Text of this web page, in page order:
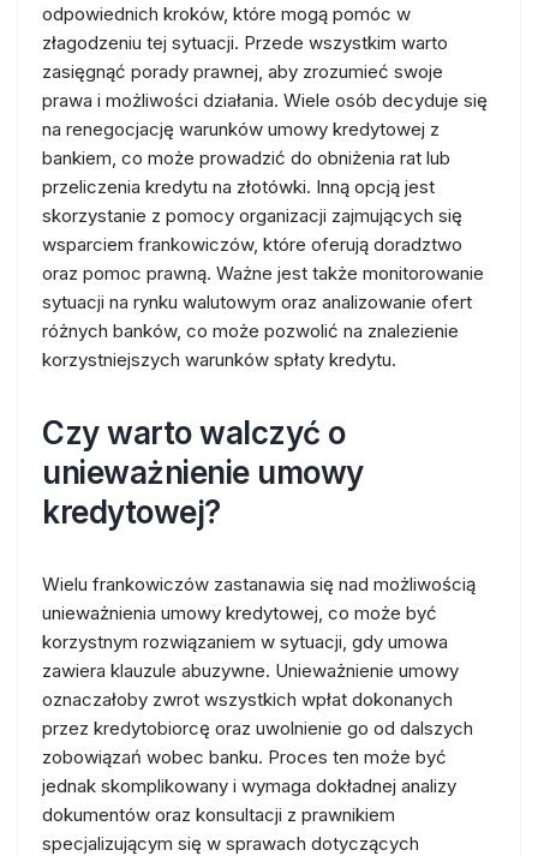
odpowiednich kroków, które mogą pomóc w
złagodzeniu tej sytuacji. Przede wszystkim warto
zasięgnąć porady prawnej, aby zrozumieć swoje
prawa i możliwości działania. Wiele osób decyduje się
na renegocjację warunków umowy kredytowej z
bankiem, co może prowadzić do obniżenia rat lub
przeliczenia kredytu na złotówki. Inną opcją jest
skorzystanie z pomocy organizacji zajmujących się
wsparciem frankowiczów, które oferują doradztwo
oraz pomoc prawną. Ważne jest także monitorowanie
sytuacji na rynku walutowym oraz analizowanie ofert
różnych banków, co może pozwolić na znalezienie
korzystniejszych warunków spłaty kredytu.
Czy warto walczyć o
unieważnienie umowy
kredytowej?
Wielu frankowiczów zastanawia się nad możliwością
unieważnienia umowy kredytowej, co może być
korzystnym rozwiązaniem w sytuacji, gdy umowa
zawiera klauzule abuzywne. Unieważnienie umowy
oznaczałoby zwrot wszystkich wpłat dokonanych
przez kredytobiorcę oraz uwolnienie go od dalszych
zobowiązań wobec banku. Proces ten może być
jednak skomplikowany i wymaga dokładnej analizy
dokumentów oraz konsultacji z prawnikiem
specjalizującym się w sprawach dotyczących